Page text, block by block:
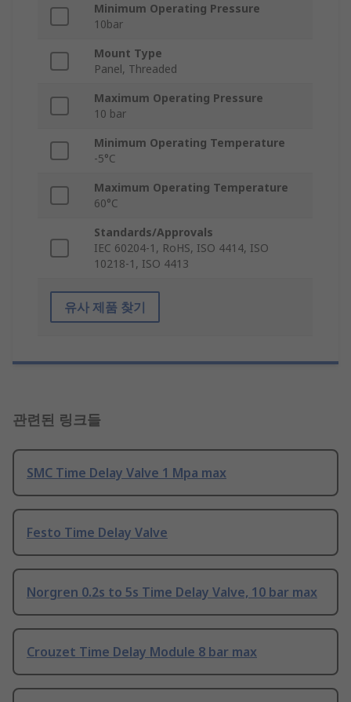
Minimum Operating Pressure
10bar
Mount Type
Panel, Threaded
Maximum Operating Pressure
10 bar
Minimum Operating Temperature
-5°C
Maximum Operating Temperature
60°C
Standards/Approvals
IEC 60204-1, RoHS, ISO 4414, ISO
10218-1, ISO 4413
유사 제품 찾기
관련된 링크들
SMC Time Delay Valve 1 Mpa max
Festo Time Delay Valve
Norgren 0.2s to 5s Time Delay Valve, 10 bar max
Crouzet Time Delay Module 8 bar max